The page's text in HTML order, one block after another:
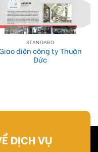
STANDARD
diện công ty Thuận
Đức
DỊCH VỤ